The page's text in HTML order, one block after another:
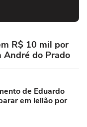
R$ 10 mil por
André do Prado
de Eduardo
em leilão por